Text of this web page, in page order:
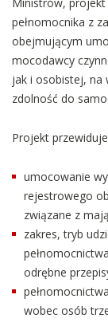
pełnomocnika z
obejmującym
mocodawcy
jak i osobistej, na
zdolność do
Projekt
umocowanie
rejestrowego
związane z
zakres, tryb
odrębne
wobec osób